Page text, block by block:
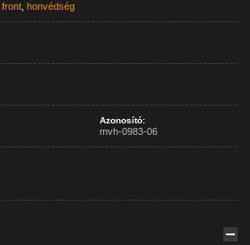
front, honvédség
Azonosító:
mvh-0983-06